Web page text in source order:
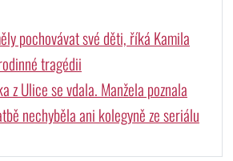
pochovávat své děti, říká Kamila
tragédii
z Ulice se vdala. Manžela poznala
nechyběla ani kolegyně ze seriálu